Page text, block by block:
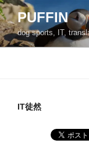
コ
ン
テ
ン
PUFFIN
dog sports, IT,
IT徒然